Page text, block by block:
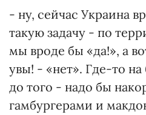
- ну, сейчас Украина
такую задачу - по
мы вроде бы «да!», а
увы! - «нет». Где-то
до того - надо бы
гамбургерами и